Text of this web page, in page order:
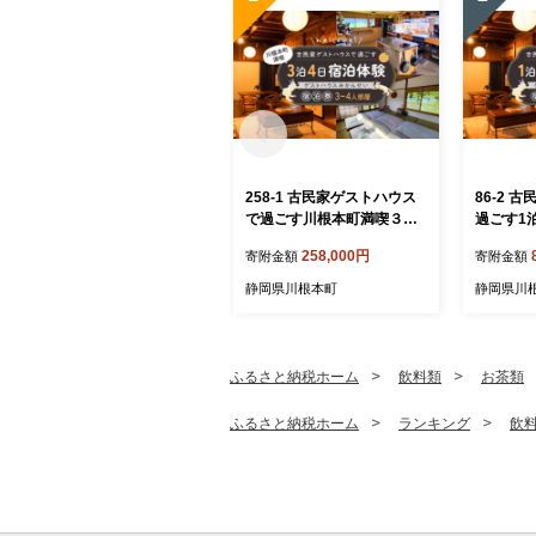
258-1 古民家ゲストハウス
で過ごす川根本町満喫３泊
スみかんせい宿泊券（3-4人
部屋）
寄附金額 258,000円
静岡県川根本町
86-2 古
過ごす1
券（3-4
寄附金額
静岡県川
ふるさと納税ホーム 飲料類 お茶類
ふるさと納税ホーム ランキング 飲